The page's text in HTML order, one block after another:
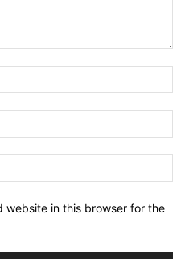
website in this browser for the